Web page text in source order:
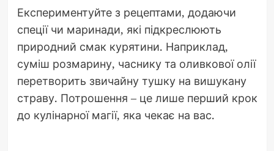
Експериментуйте з рецептами, додаючи
спеції чи маринади, які підкреслюють
природний смак курятини. Наприклад,
суміш розмарину, часнику та оливкової олії
перетворить звичайну тушку на вишукану
страву. Потрошення – це лише перший крок
до кулінарної магії, яка чекає на вас.